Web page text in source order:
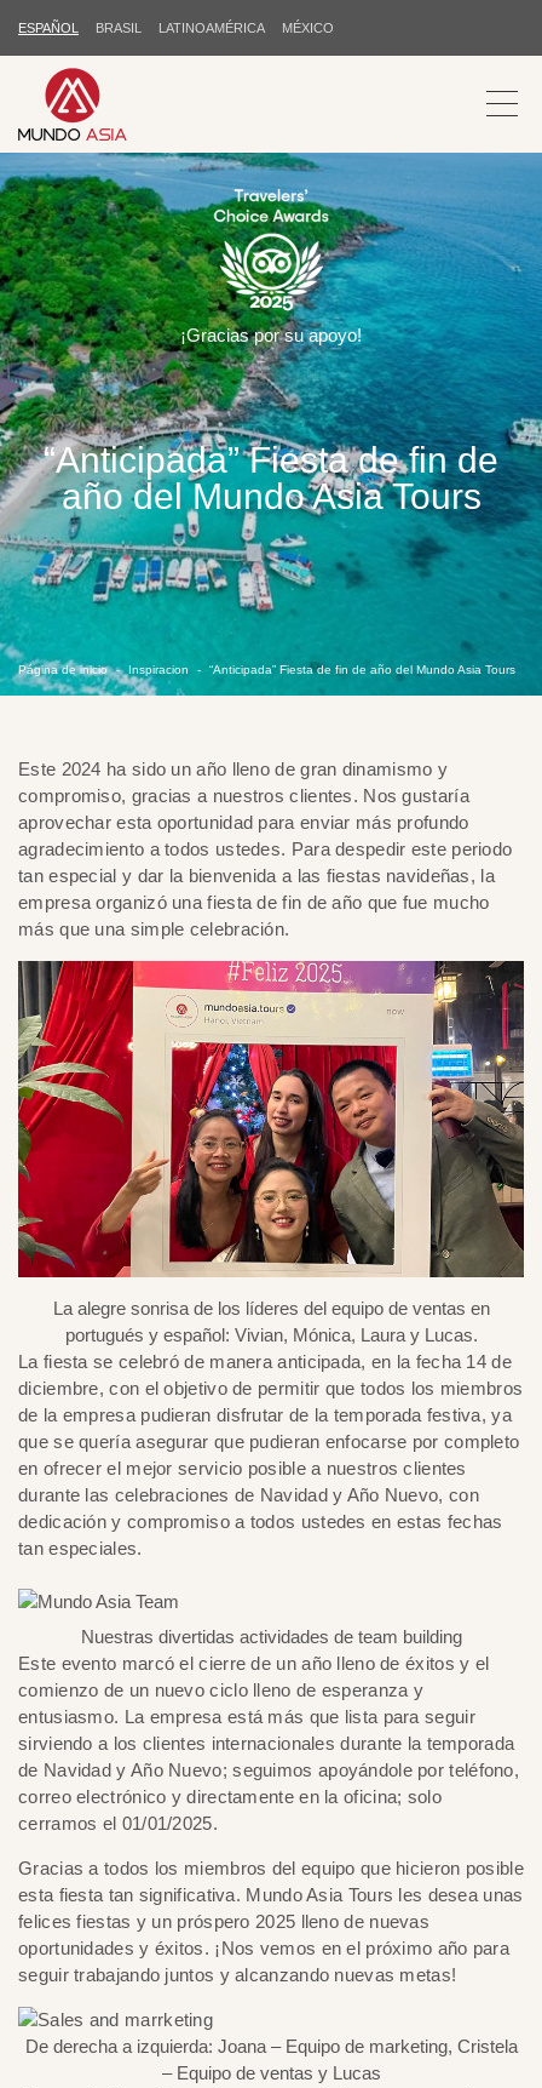
ESPAÑOL BRASIL LATINOAMÉRICA MÉXICO
“Anticipada” Fiesta de fin de
año del Mundo Asia Tours
Página de inicio Inspiracion “Anticipada” Fiesta de fin de año del Mundo Asia Tours
¡Gracias por su apoyo!
Este 2024 ha sido un año lleno de gran dinamismo y
compromiso, gracias a nuestros clientes. Nos gustaría
aprovechar esta oportunidad para enviar más profundo
agradecimiento a todos ustedes. Para despedir este periodo
tan especial y dar la bienvenida a las fiestas navideñas, la
empresa organizó una fiesta de fin de año que fue mucho
más que una simple celebración.
La alegre sonrisa de los líderes del equipo de ventas en
portugués y español: Vivian, Mónica, Laura y Lucas.
La fiesta se celebró de manera anticipada, en la fecha 14 de
diciembre, con el objetivo de permitir que todos los miembros
de la empresa pudieran disfrutar de la temporada festiva, ya
que se quería asegurar que pudieran enfocarse por completo
en ofrecer el mejor servicio posible a nuestros clientes
durante las celebraciones de Navidad y Año Nuevo, con
dedicación y compromiso a todos ustedes en estas fechas
tan especiales.
Nuestras divertidas actividades de team building
Este evento marcó el cierre de un año lleno de éxitos y el
comienzo de un nuevo ciclo lleno de esperanza y
entusiasmo. La empresa está más que lista para seguir
sirviendo a los clientes internacionales durante la temporada
de Navidad y Año Nuevo; seguimos apoyándole por teléfono,
correo electrónico y directamente en la oficina; solo
cerramos el 01/01/2025.
Gracias a todos los miembros del equipo que hicieron posible
esta fiesta tan significativa. Mundo Asia Tours les desea unas
felices fiestas y un próspero 2025 lleno de nuevas
oportunidades y éxitos. ¡Nos vemos en el próximo año para
seguir trabajando juntos y alcanzando nuevas metas!
De derecha a izquierda: Joana – Equipo de marketing, Cristela
– Equipo de ventas y Lucas